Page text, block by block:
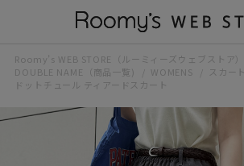
Roomy’s WEB STORE（ルーミィーズウェブストア）
DOUBLE NAME（商品一覧)
WOMENS スカート
ドットチュール ティアードスカート